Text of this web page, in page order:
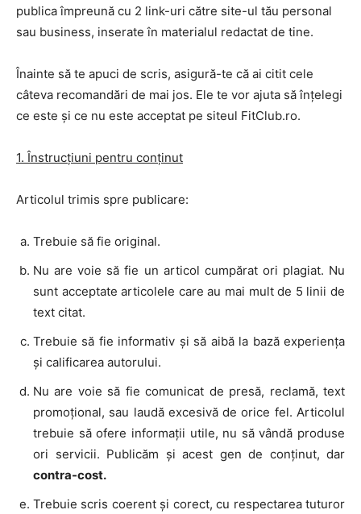
publica împreună cu 2 link-uri către site-ul tău personal
sau business, inserate în materialul redactat de tine.
Înainte să te apuci de scris, asigură-te că ai citit cele
câteva recomandări de mai jos. Ele te vor ajuta să înţelegi
ce este şi ce nu este acceptat pe siteul FitClub.ro.
1. Înstrucţiuni pentru conţinut
Articolul trimis spre publicare:
Trebuie să fie original.
Nu are voie să fie un articol cumpărat ori plagiat. Nu
sunt acceptate articolele care au mai mult de 5 linii de
text citat.
Trebuie să fie informativ şi să aibă la bază experienţa
şi calificarea autorului.
Nu are voie să fie comunicat de presă, reclamă, text
promoţional, sau laudă excesivă de orice fel. Articolul
trebuie să ofere informaţii utile, nu să vândă produse
ori servicii. Publicăm și acest gen de conținut, dar
contra-cost.
Trebuie scris coerent şi corect, cu respectarea tuturor